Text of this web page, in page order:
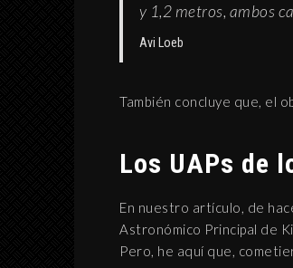
y 1,2 metros, ambos
Avi Loeb
También concluye que, el
Los UAPs de
En nuestro artículo, de
Astronómico Principal de
Pero, he aquí que,